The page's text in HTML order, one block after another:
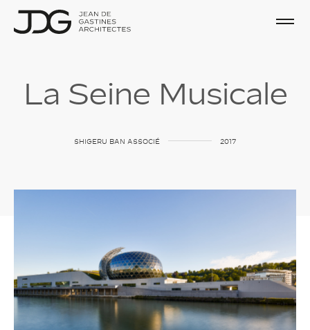
La Seine Musicale
SHIGERU BAN ASSOCIÉ 2017